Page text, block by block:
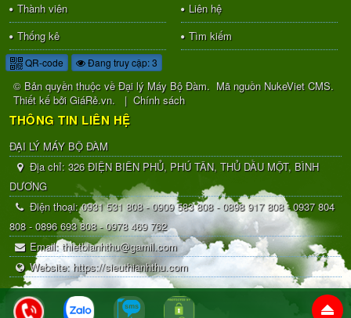
Thành viên
Liên hệ
Thống kê
Tìm kiếm
QR-code Đang truy cập: 3
© Bản quyền thuộc vềĐại lý Máy Bộ Đàm. Mã nguồn NukeViet CMS.
Thiết kế bởiGiáRẻ.vn. |Chính sách
THÔNG TIN LIÊN HỆ
ĐẠI LÝ MÁY BỘ ĐÀM
Địa chỉ:326 ĐIỆN BIÊN PHỦ, PHÚ TÂN, THỦ DẦU MỘT, BÌNH
DƯƠNG
Điện thoại:0931 531 808 - 0909 583 808 - 0898 917 808 - 0937 804
808 - 0896 693 808 - 0978 469 762
Email:thietbianhthu@gamil.com
Website:https://sieuthianhthu.com